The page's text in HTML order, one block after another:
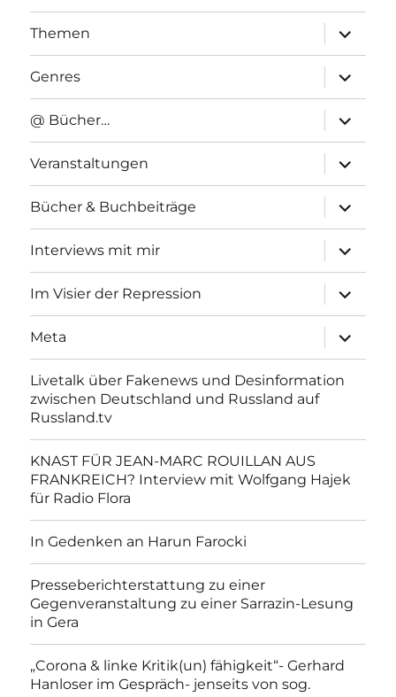
Themen
anzeigen
Genres
anzeigen
@ Bücher…
anzeigen
Veranstaltungen
anzeigen
Bücher & Buchbeiträge
anzeigen
Interviews mit mir
anzeigen
Im Visier der Repression
anzeigen
Meta
anzeigen
Livetalk über Fakenews und Desinformation
zwischen Deutschland und Russland auf
Russland.tv
KNAST FÜR JEAN-MARC ROUILLAN AUS
FRANKREICH? Interview mit Wolfgang Hajek
für Radio Flora
In Gedenken an Harun Farocki
Presseberichterstattung zu einer
Gegenveranstaltung zu einer Sarrazin-Lesung
in Gera
„Corona & linke Kritik(un) fähigkeit“- Gerhard
Hanloser im Gespräch- jenseits von sog.